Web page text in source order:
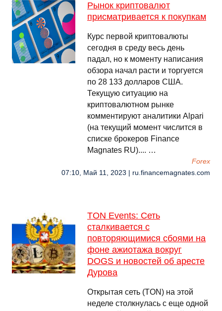
Рынок криптовалют
присматривается к покупкам
Курс первой криптовалюты
сегодня в среду весь день
падал, но к моменту написания
обзора начал расти и торгуется
по 28 133 долларов США.
Текущую ситуацию на
криптовалютном рынке
комментируют аналитики Alpari
(на текущий момент числится в
списке брокеров Finance
Magnates RU).... …
Forex
07:10, Май 11, 2023 | ru.financemagnates.com
TON Events: Сеть
сталкивается с
повторяющимися сбоями на
фоне ажиотажа вокруг
DOGS и новостей об аресте
Дурова
Открытая сеть (TON) на этой
неделе столкнулась с еще одной